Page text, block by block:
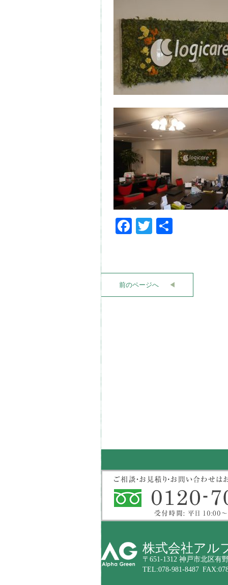
Facebook
Twitter
前のページへ ◀︎
株式会社アル
〒651-1312 神戸市北区有
TEL:078-981-8487